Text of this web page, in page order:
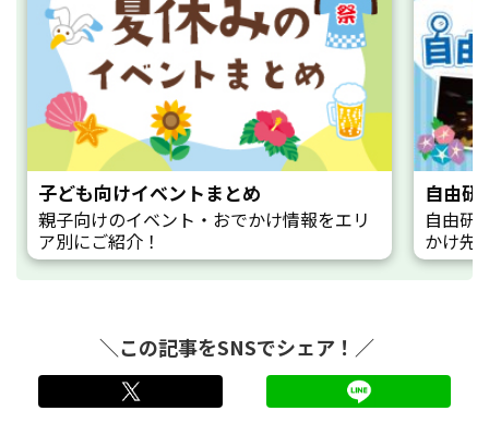
子ども向けイベントまとめ
親子向けのイベント・おでかけ情報をエリ
ア別にご紹介！
自由研
自由研
かけ先
＼この記事をSNSでシェア！／